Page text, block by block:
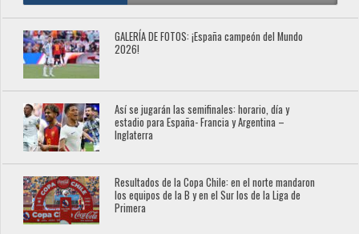
GALERÍA DE FOTOS: ¡España campeón del Mundo
2026!
Así se jugarán las semifinales: horario, día y
estadio para España- Francia y Argentina –
Inglaterra
Resultados de la Copa Chile: en el norte mandaron
los equipos de la B y en el Sur los de la Liga de
Primera